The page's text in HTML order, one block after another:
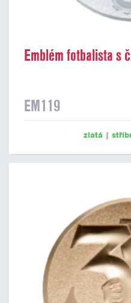
Emblém fotbalista s
EM119
zlatá |